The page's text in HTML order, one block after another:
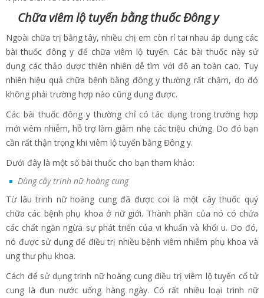
Chữa viêm lộ tuyến bằng thuốc Đông y
Ngoài chữa trị bằng tây, nhiều chị em còn rỉ tai nhau áp dụng các
bài thuốc đông y để chữa viêm lộ tuyến. Các bài thuốc này sử
dụng các thảo dược thiên nhiên dễ tìm với độ an toàn cao. Tuy
nhiên hiệu quả chữa bệnh bằng đông y thường rất chậm, do đó
không phải trường hợp nào cũng dụng được.
Các bài thuốc đông y thường chỉ có tác dụng trong trường hợp
mới viêm nhiễm, hỗ trợ làm giảm nhẹ các triệu chứng. Do đó bạn
cần rất thận trọng khi viêm lộ tuyến bằng Đông y.
Dưới đây là một số bài thuốc cho bạn tham khảo:
Dùng cây trinh nữ hoàng cung
Từ lâu trinh nữ hoàng cung đã được coi là một cây thuốc quý
chữa các bệnh phụ khoa ở nữ giới. Thành phần của nó có chứa
các chất ngăn ngừa sự phát triển của vi khuẩn và khối u. Do đó,
nó được sử dụng để điều trị nhiều bệnh viêm nhiễm phụ khoa và
ung thư phụ khoa.
Cách để sử dụng trinh nữ hoàng cung điều trị viêm lộ tuyến cổ tử
cung là đun nước uống hàng ngày. Có rất nhiều loại trinh nữ